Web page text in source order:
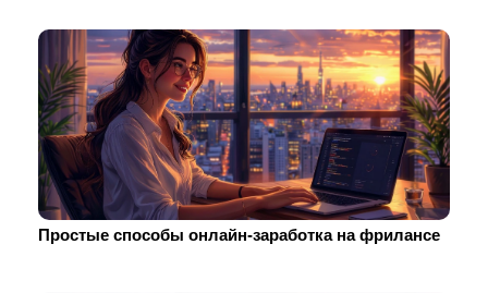
Простые способы онлайн-заработка на фрилансе